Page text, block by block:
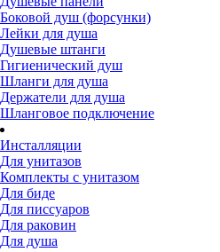
Боковой душ (форсунки)
Лейки для душа
Душевые штанги
Гигиенический душ
Шланги для душа
Держатели для душа
Шланговое подключение
Инсталляции
Для унитазов
Комплекты с унитазом
Для биде
Для писсуаров
Для раковин
Для душа